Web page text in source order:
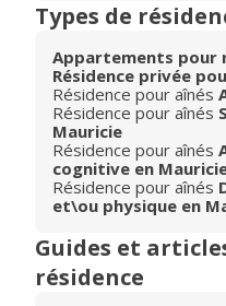
Types de
Appartements pour
Résidence privée
Résidence pour aînés
Résidence pour aînés
Mauricie
Résidence pour aînés
cognitive en
Résidence pour aînés
et\ou physique en
Guides et
résidence